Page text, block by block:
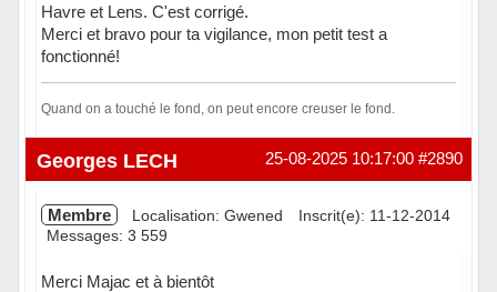
Havre et Lens. C'est corrigé.
Merci et bravo pour ta vigilance, mon petit test a
fonctionné!
Quand on a touché le fond, on peut encore creuser le fond.
Hors ligne #2890
25-08-2025 10:17:00
Georges LECH
Membre Localisation: Gwened
Inscrit(e): 11-12-2014
Messages: 3 559
Merci Majac et à bientôt